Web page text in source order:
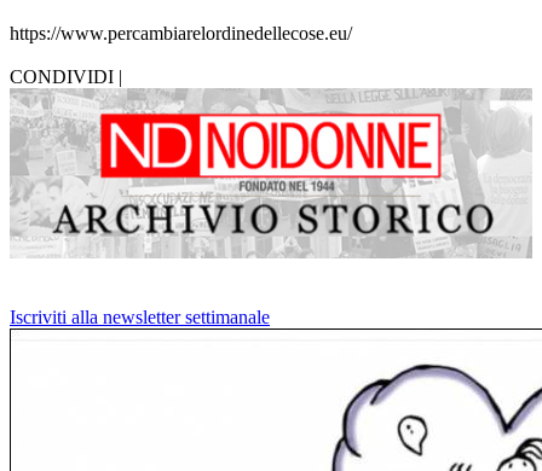
https://www.percambiarelordinedellecose.eu/
CONDIVIDI |
Iscriviti alla newsletter settimanale